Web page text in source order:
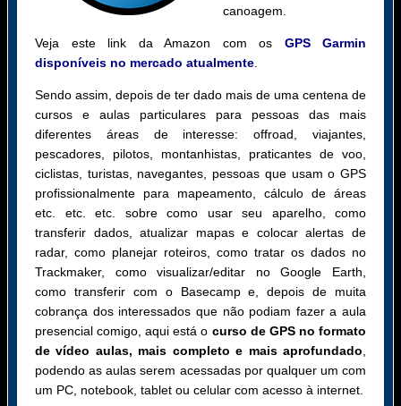
canoagem.
Veja este link da Amazon com os GPS Garmin
disponíveis no mercado atualmente
Sendo assim, depois de ter dado mais de uma centena de
cursos e aulas particulares para pessoas das mais
diferentes áreas de interesse: offroad, viajantes,
pescadores, pilotos, montanhistas, praticantes de voo,
ciclistas, turistas, navegantes, pessoas que usam o GPS
profissionalmente para mapeamento, cálculo de áreas
etc. etc. etc. sobre como usar seu aparelho, como
transferir dados, atualizar mapas e colocar alertas de
radar, como planejar roteiros, como tratar os dados no
Trackmaker, como visualizar/editar no Google Earth,
como transferir com o Basecamp e, depois de muita
cobrança dos interessados que não podiam fazer a aula
presencial comigo, aqui está o curso de GPS no formato
de vídeo aulas, mais completo e mais aprofundado
podendo as aulas serem acessadas por qualquer um com
um PC, notebook, tablet ou celular com acesso à internet.